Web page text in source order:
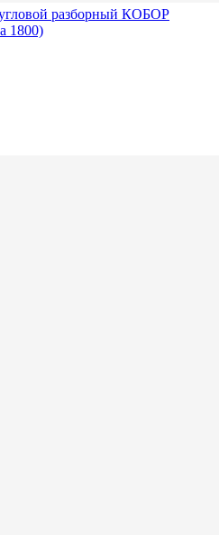
разборный КОБОР
1800)